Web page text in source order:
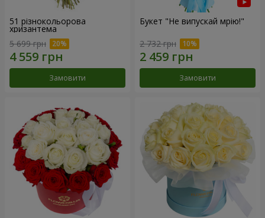
51 різнокольорова
хризантема
5 699 грн
Замовити
Букет "Не випускай мрію!"
2 732 грн
Замовити